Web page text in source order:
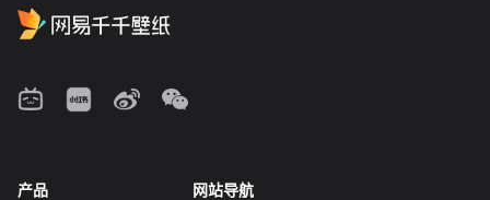
产品 网站导航